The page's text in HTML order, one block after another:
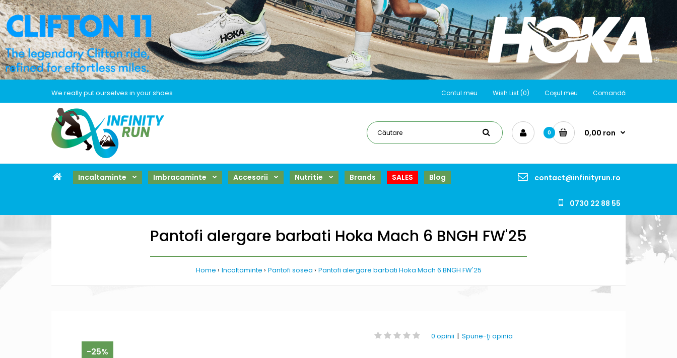
We really put ourselves in your shoes Contul meu Wish List (0) Coşul meu Comandă
0 0,00 ron
Incaltaminte Imbracaminte Accesorii Nutritie Brands SALES Blog contact@infinityrun.ro
0730 22 88 55
Pantofi alergare barbati Hoka Mach 6 BNGH FW'25
Home Incaltaminte Pantofi sosea Pantofi alergare barbati Hoka Mach 6 BNGH FW'25
-25%
0 opinii | Spune-ţi opinia